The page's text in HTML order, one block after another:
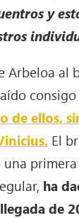
y
Arbeloa al
de ellos,
El
ha
de